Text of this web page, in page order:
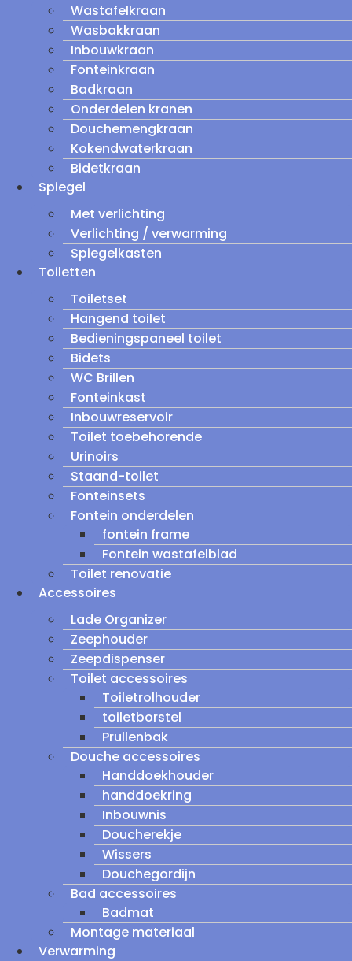
Wastafelkraan
Wasbakkraan
Inbouwkraan
Fonteinkraan
Badkraan
Onderdelen kranen
Douchemengkraan
Kokendwaterkraan
Bidetkraan
Spiegel
Met verlichting
Verlichting / verwarming
Spiegelkasten
Toiletten
Toiletset
Hangend toilet
Bedieningspaneel toilet
Bidets
WC Brillen
Fonteinkast
Inbouwreservoir
Toilet toebehorende
Urinoirs
Staand-toilet
Fonteinsets
Fontein onderdelen
fontein frame
Fontein wastafelblad
Toilet renovatie
Accessoires
Lade Organizer
Zeephouder
Zeepdispenser
Toilet accessoires
Toiletrolhouder
toiletborstel
Prullenbak
Douche accessoires
Handdoekhouder
handdoekring
Inbouwnis
Doucherekje
Wissers
Douchegordijn
Bad accessoires
Badmat
Montage materiaal
Verwarming